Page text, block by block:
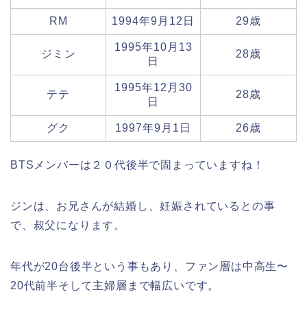
RM 1994年9月12日 29歳
ジミン
1995年10月13
日
28歳
テテ
1995年12月30
日
28歳
グク 1997年9月1日 26歳
BTSメンバーは２０代後半で固まっていますね！
ジンは、お兄さんが結婚し、妊娠されているとの事
で、叔父になります。
年代が20台後半という事もあり、ファン層は中高生〜
20代前半そして主婦層まで幅広いです。